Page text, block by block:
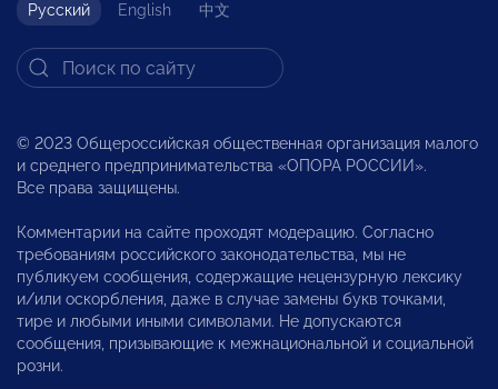
Русский English 中文
© 2023 Общероссийская общественная организация малого
и среднего предпринимательства «ОПОРА РОССИИ».
Все права защищены.
Комментарии на сайте проходят модерацию. Согласно
требованиям российского законодательства, мы не
публикуем сообщения, содержащие нецензурную лексику
и/или оскорбления, даже в случае замены букв точками,
тире и любыми иными символами. Не допускаются
сообщения, призывающие к межнациональной и социальной
розни.